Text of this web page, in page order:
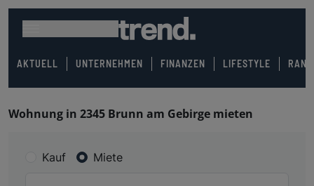
AKTUELL UNTERNEHMEN FINANZEN LIFESTYLE
Wohnung in 2345 Brunn am Gebirge mieten
Kauf Miete